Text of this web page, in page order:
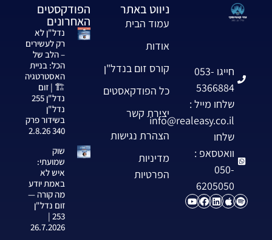
חייגו 053-
5366884
שלחו מייל :
info@realeasy.co.il
שלחו
וואטסאפ :
050-
6205050
ניווט באתר
עמוד הבית
אודות
קורס זום בנדל"ן
כל הפודקאסטים
יצירת קשר
הצהרת נגישות
מדיניות
הפרטיות
הפודקסטים
האחרונים
נדל"ן לא
רק לעשירים
– הלב של
הכל: בניית
האסטרטגיה
🏗️ | זום
נדל"ן 255
נדל"ן
בשידור פרק
340 2.8.26
שוק
שמועתי:
איש לא
באמת יודע
מה קורה —
זום נדל"ן
253 |
26.7.2026